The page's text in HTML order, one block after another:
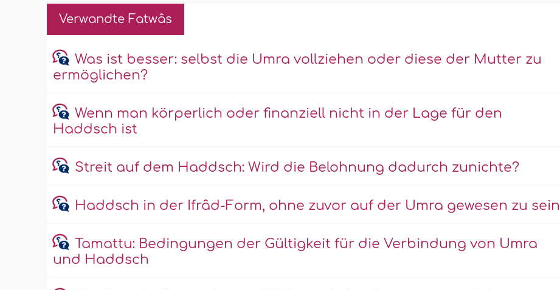
Verwandte Fatwâs
Was ist besser: selbst die Umra vollziehen oder diese der Mutter zu
ermöglichen?
Wenn man körperlich oder finanziell nicht in der Lage für den
Haddsch ist
Streit auf dem Haddsch: Wird die Belohnung dadurch zunichte?
Haddsch in der Ifrâd-Form, ohne zuvor auf der Umra gewesen zu sein
Tamattu: Bedingungen der Gültigkeit für die Verbindung von Umra
und Haddsch